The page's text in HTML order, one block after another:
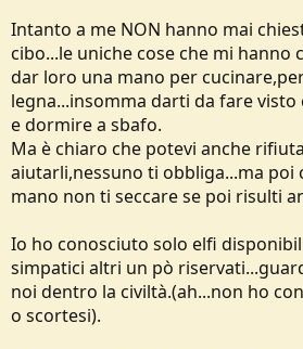
Intanto a me NON hanno mai
cibo...le uniche cose che mi hanno
dar loro una mano per
legna...insomma darti da fare visto
e dormire a sbafo.
Ma è chiaro che potevi anche
aiutarli,nessuno ti obbliga...ma poi
mano non ti seccare se poi risulti
Io ho conosciuto solo elfi
simpatici altri un pò
noi dentro la civiltà.(ah...non ho
o scortesi).